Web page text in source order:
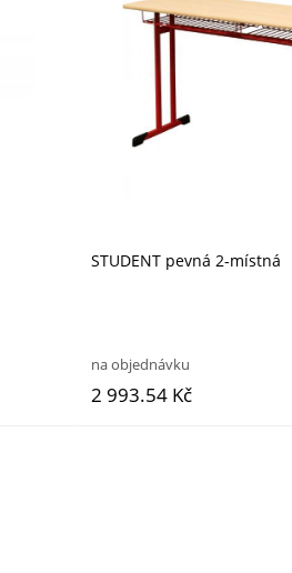
STUDENT pevná 2-místná
na objednávku
2 993.54 Kč